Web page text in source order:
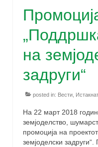
на
задруги“
posted in: Вести
На 22 март 2018
земјоделство,
промоција на
земјоделски